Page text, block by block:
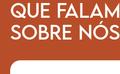
QUE FALAM
SOBRE NÓS